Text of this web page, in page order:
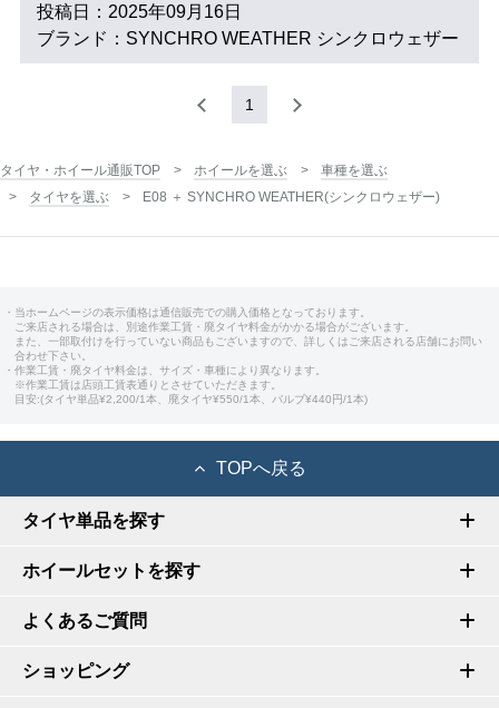
投稿日：2025年09月16日
ブランド：SYNCHRO WEATHER シンクロウェザー
1
タイヤ・ホイール通販TOP ホイールを選ぶ
車種を選ぶ
タイヤを選ぶ
E08 ＋ SYNCHRO WEATHER(シンクロウェザー)
・当ホームページの表示価格は通信販売での購入価格となっております。
ご来店される場合は、別途作業工賃・廃タイヤ料金がかかる場合がございます。
また、一部取付けを行っていない商品もございますので、詳しくはご来店される店舗にお問い
合わせ下さい。
・作業工賃・廃タイヤ料金は、サイズ・車種により異なります。
※作業工賃は店頭工賃表通りとさせていただきます。
目安:(タイヤ単品¥2,200/1本、廃タイヤ¥550/1本、バルブ¥440円/1本)
TOPへ戻る
タイヤ単品を探す
ホイールセットを探す
よくあるご質問
ショッピング